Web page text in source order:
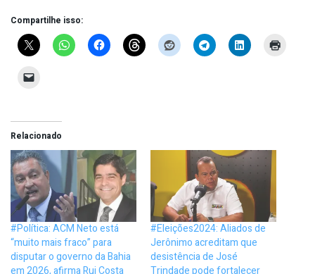
Compartilhe isso:
Relacionado
#Política: ACM Neto está
“muito mais fraco” para
disputar o governo da Bahia
#Eleições2024: Aliados de
Jerônimo acreditam que
desistência de José